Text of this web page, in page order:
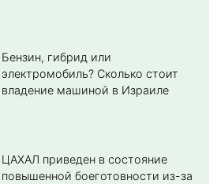
Бензин, гибрид или
электромобиль? Cколько стоит
владение машиной в Израиле
ЦАХАЛ приведен в состояние
повышенной боеготовности из-за